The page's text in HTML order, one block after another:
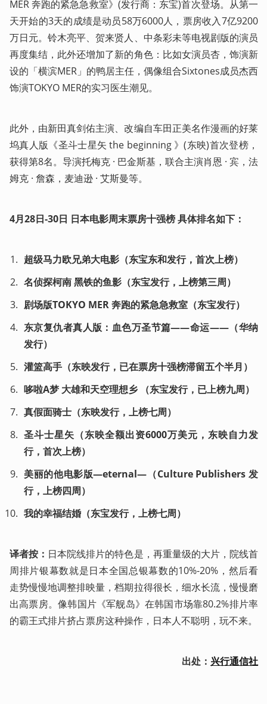
MER 奔跑的紧急急救室》(发行商：东宝)首次登场。从第一
天开始的3天的成绩是动员58万6000人，票房收入7亿9200
万日元。铃木亮平、贺来贤人、中条彩未等电视剧版的演员
再度集结，此外还增加了新的角色：比如女演员杏，饰演新
设的「横滨MER」的鸭居主任，偶像组合Sixtones成员杰西
饰演TOKYO MER的实习医生潮见。
此外，由新田真剑佑主演、改编自车田正美名作漫画的好莱
坞真人版《圣斗士星矢 the beginning 》(东映)首次登榜，
获得第8名。导演托梅克 · 巴金斯基，联合主演肖恩 · 宾，法
姆克 · 詹森，麦迪逊 · 艾斯曼等。
4月28日-30日 日本电影周末票房十强榜 具体排名如下：
超级马力欧兄弟大电影（东宝东和发行，首次上榜）
名侦探柯南 黑铁的鱼影（东宝发行，上榜第三周）
剧场版TOKYO MER 奔跑的紧急急救室（东宝发行）
东京复仇者真人版：血色万圣节篇——命运——（华纳
发行）
灌篮高手（东映发行，已在票房十强榜滞留五个半月）
哆啦A梦 大雄和天空理想乡 （东宝发行，已上榜九周）
真假面骑士（东映发行，上榜七周）
圣斗士星矢（东映全额出资6000万美元，东映自力发
行，首次上榜）
美丽的他电影版—eternal—（Culture Publishers 发
行，上榜四周）
我的幸福结婚（东宝发行，上榜七周）
译者按： 日本院线排片的特色是，再重量级的大片，院线首
周排片银幕数就是日本全国总银幕数的10%-20%，然后看
走势慢慢地调整排映量，档期拉得很长，细水长流，慢慢磨
出高票房。像韩国片《军舰岛》在韩国市场靠80.2%排片率
的霸王式排片挤占票房这种操作，日本人不聪明，玩不来。
出处： 兴行通信社